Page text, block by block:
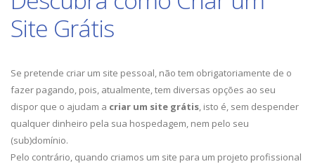
Site Grátis
Se pretende criar um site pessoal, não tem obrigatoriamente de o
fazer pagando, pois, atualmente, tem diversas opções ao seu
dispor que o ajudam a criar um site grátis , isto é, sem despender
qualquer dinheiro pela sua hospedagem, nem pelo seu
(sub)domínio.
Pelo contrário, quando criamos um site para um projeto profissional